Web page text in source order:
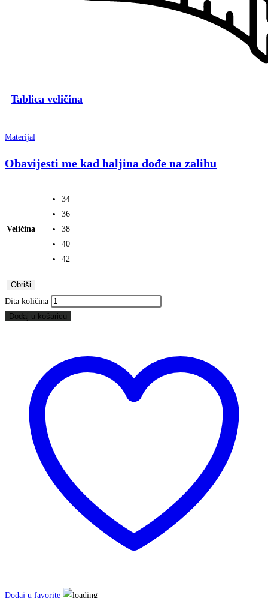
Tablica veličina
Materijal
Obavijesti me kad haljina dođe na zalihu
Veličina
34
36
38
40
42
Obriši
Dita količina
Dodaj u košaricu
Dodaj u favorite